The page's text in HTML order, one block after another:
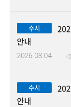
검색
수시
안내
2026.08.04
수시
안내